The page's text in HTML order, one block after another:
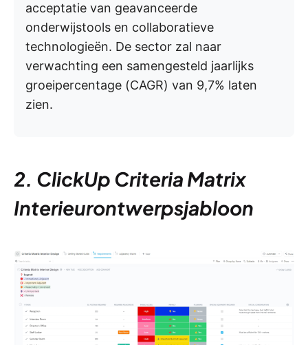
acceptatie van geavanceerde
onderwijstools en collaboratieve
technologieën. De sector zal naar
verwachting een samengesteld jaarlijks
groeipercentage (CAGR) van 9,7% laten
zien.
2. ClickUp Criteria Matrix
Interieurontwerpsjabloon